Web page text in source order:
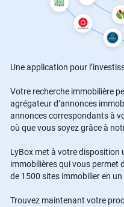
Une application pour
Votre recherche immobilière
agrégateur d’annonces
annonces correspondants à
où que vous soyez grâce à
LyBox met à votre disposition
immobilières qui vous permet
de 1500 sites immobilier en
Trouvez maintenant votre